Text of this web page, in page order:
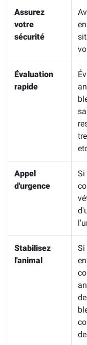
Assurez
votre
sécurité
Évaluation
rapide
Appel
d'urgence
Si
Stabilisez
l'animal
Si